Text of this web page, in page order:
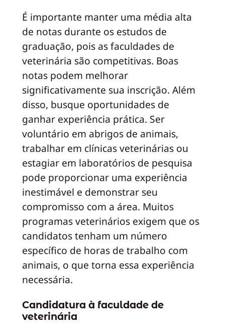
É importante manter uma média alta
de notas durante os estudos de
graduação, pois as faculdades de
veterinária são competitivas. Boas
notas podem melhorar
significativamente sua inscrição. Além
disso, busque oportunidades de
ganhar experiência prática. Ser
voluntário em abrigos de animais,
trabalhar em clínicas veterinárias ou
estagiar em laboratórios de pesquisa
pode proporcionar uma experiência
inestimável e demonstrar seu
compromisso com a área. Muitos
programas veterinários exigem que os
candidatos tenham um número
específico de horas de trabalho com
animais, o que torna essa experiência
necessária.
Candidatura à faculdade de
veterinária